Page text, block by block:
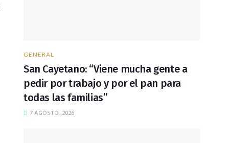
GENERAL
San Cayetano: “Viene mucha gente a
pedir por trabajo y por el pan para
todas las familias”
7 AGOSTO, 2026